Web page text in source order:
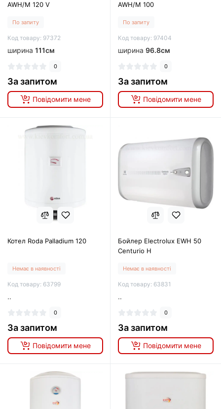
AWH/M 120 V
По запиту
Код товару: 97372
ширина 111см
0
За запитом
Повідомити мене
AWH/M 100
По запиту
Код товару: 97404
ширина 96.8см
0
За запитом
Повідомити мене
Котел Roda Palladium 120
Немає в наявності
Код товару: 63799
..
0
За запитом
Повідомити мене
Бойлер Electrolux EWH 50
Centurio H
Немає в наявності
Код товару: 63831
..
0
За запитом
Повідомити мене